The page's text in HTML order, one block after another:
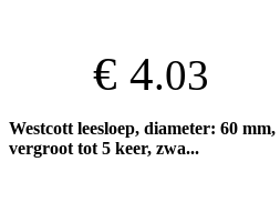
€ 4.03
Westcott leesloep, diameter: 60 mm,
vergroot tot 5 keer, zwa...